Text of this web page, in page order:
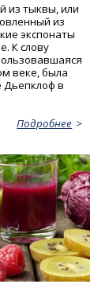
из тыквы, или
из
экспонаты
К слову
веке, была
Дьепклоф в
Подробнее